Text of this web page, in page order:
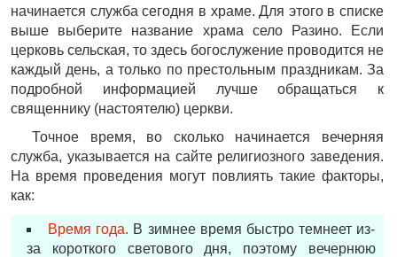
начинается служба сегодня в храме. Для этого в списке
выше выберите название храма село Разино. Если
церковь сельская, то здесь богослужение проводится не
каждый день, а только по престольным праздникам. За
подробной информацией лучше обращаться к
священнику (настоятелю) церкви.
Точное время, во сколько начинается вечерняя
служба, указывается на сайте религиозного заведения.
На время проведения могут повлиять такие факторы,
как:
Время года. В зимнее время быстро темнеет из-
за короткого светового дня, поэтому вечернюю